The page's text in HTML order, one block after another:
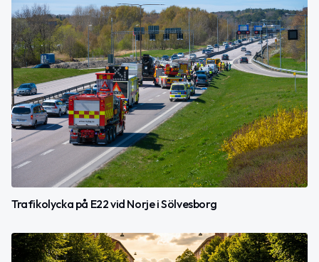
Trafikolycka på E22 vid Norje i Sölvesborg